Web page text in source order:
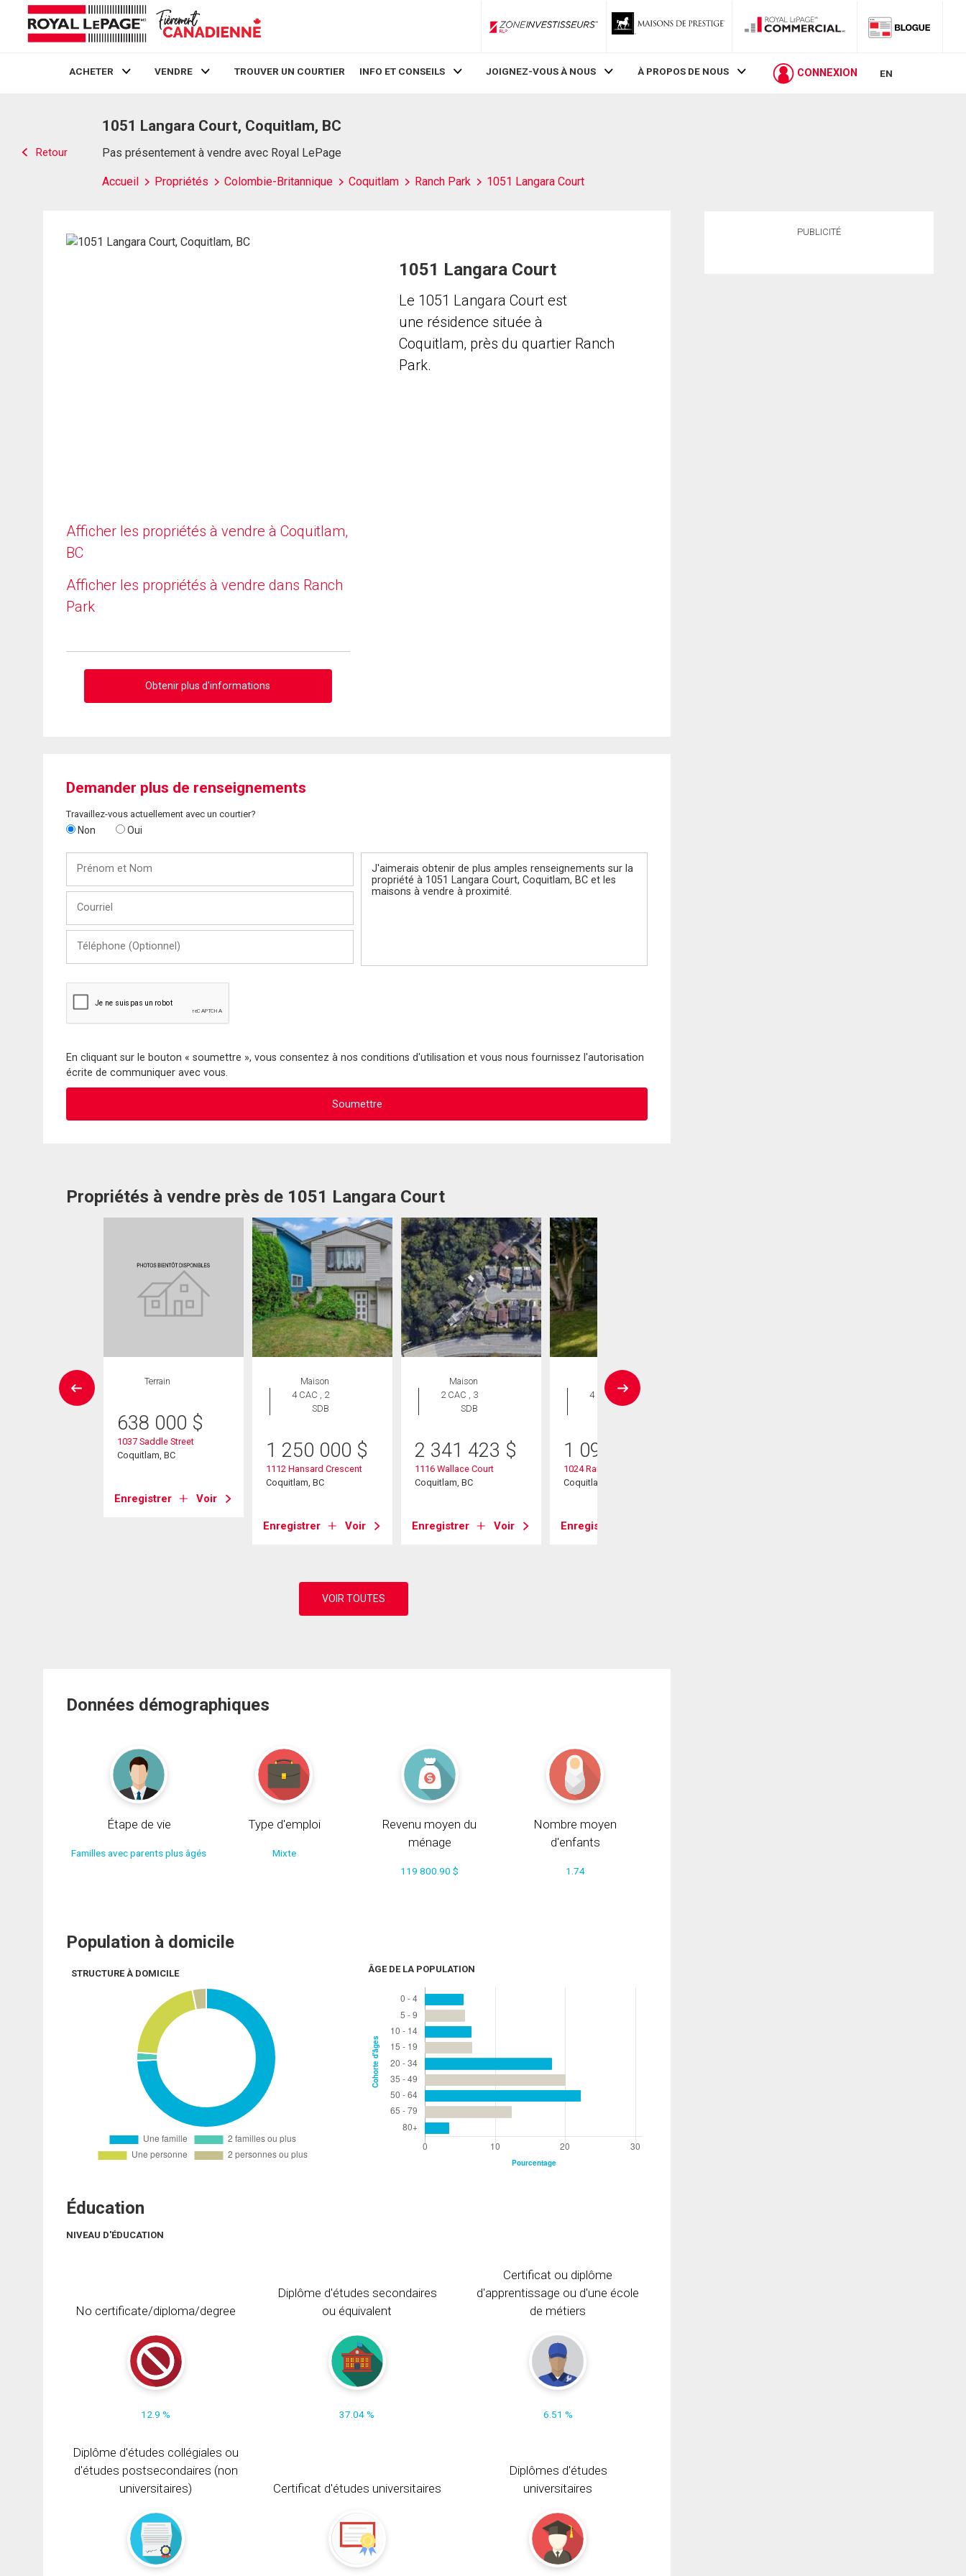
ZoneInvestisseurs RLP
ACHETER VENDRE TROUVER UN COURTIER INFO ET CONSEILS JOIGNEZ-VOUS À NOUS À PROPOS DE NOUS CONNEXION EN
Retour
1051 Langara Court, Coquitlam, BC
Pas présentement à vendre avec Royal LePage
Accueil Propriétés Colombie-Britannique Coquitlam Ranch Park 1051 Langara Court
Afficher les propriétés à vendre à Coquitlam,
BC
Afficher les propriétés à vendre dans Ranch
Park
Obtenir plus d'informations
1051 Langara Court
Le 1051 Langara Court est
une résidence située à
Coquitlam, près du quartier Ranch
Park.
Demander plus de renseignements
Travaillez-vous actuellement avec un courtier?
Non Oui
Nom
(Optionnel)
En cliquant sur le bouton « soumettre », vous consentez à nos conditions d'utilisation et vous nous fournissez l'autorisation
écrite de communiquer avec vous.
Propriétés à vendre près de 1051 Langara Court
Terrain
638 000 $
1037 Saddle Street
Coquitlam, BC
Enregistrer Voir
Maison
4 CAC , 2
SDB
1 250 000 $
1112 Hansard Crescent
Coquitlam, BC
Enregistrer Voir
Maison
2 CAC , 3
SDB
2 341 423 $
1116 Wallace Court
Coquitlam, BC
Enregistrer Voir
Maison
4 CAC , 2
SDB
1 099 999
1024 Ranch Park Way
Coquitlam, BC
Enregistrer
Données démographiques
Étape de vie
Familles avec parents plus âgés
Type d'emploi
Mixte
Revenu moyen du
ménage
119 800.90 $
Nombre moyen
d'enfants
1.74
Population à domicile
STRUCTURE À DOMICILE ÂGE DE LA POPULATION
Éducation
NIVEAU D'ÉDUCATION
No certificate/diploma/degree
12.9 %
Diplôme d'études secondaires
ou équivalent
37.04 %
Certificat ou diplôme
d'apprentissage ou d'une école
de métiers
6.51 %
Diplôme d'études collégiales ou
d'études postsecondaires (non
universitaires)
Certificat d'études universitaires
Diplômes d'études
universitaires
PUBLICITÉ